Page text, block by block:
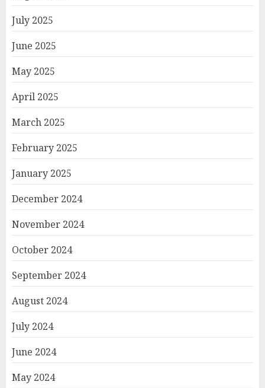
July 2025
June 2025
May 2025
April 2025
March 2025
February 2025
January 2025
December 2024
November 2024
October 2024
September 2024
August 2024
July 2024
June 2024
May 2024